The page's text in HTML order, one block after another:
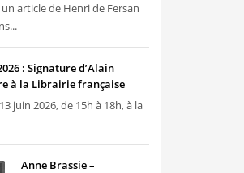
article de Henri de Fersan
: Signature d’Alain
à la Librairie française
juin 2026, de 15h à 18h, à la
Anne Brassie –